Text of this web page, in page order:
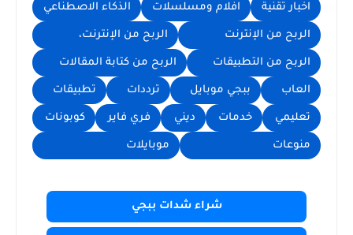
اخبار تقنية افلام ومسلسلات الذكاء الاصطناعي
الربح من الإنترنت الربح من الإنترنت،
الربح من التطبيقات الربح من كتابة المقالات
العاب ببجي موبايل ترددات تطبيقات
تعليمي خدمات ديني فري فاير كوبونات
منوعات موبايلات
شراء شدات ببجي